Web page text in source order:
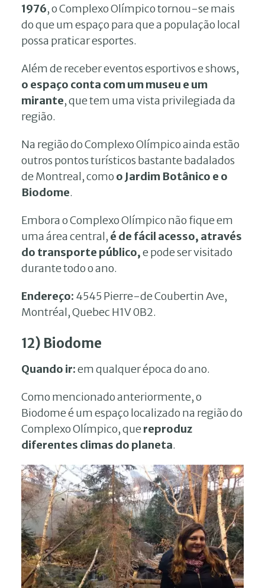
1976, o Complexo Olímpico tornou-se mais
do que um espaço para que a população local
possa praticar esportes.
Além de receber eventos esportivos e shows,
o espaço conta com um museu e um
mirante, que tem uma vista privilegiada da
região.
Na região do Complexo Olímpico ainda estão
outros pontos turísticos bastante badalados
de Montreal, como o Jardim Botânico e o
Biodome.
Embora o Complexo Olímpico não fique em
uma área central, é de fácil acesso, através
do transporte público,e pode ser visitado
durante todo o ano.
Endereço: 4545 Pierre-de Coubertin Ave,
Montréal, Quebec H1V 0B2.
12) Biodome
Quando ir:em qualquer época do ano.
Como mencionado anteriormente, o
Biodome é um espaço localizado na região do
Complexo Olímpico, quereproduz
diferentes climas do planeta.